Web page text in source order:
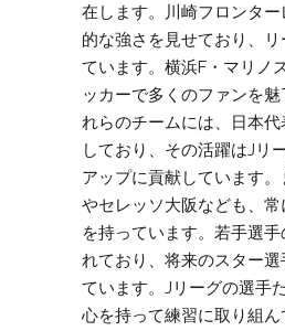
在します。川崎フロンタ
的な強さを見せており、
ています。横浜F・マリノ
ッカーで多くのファンを
れらのチームには、日本
しており、その活躍はJリ
アップに貢献しています
やセレッソ大阪なども、
を持っています。若手選
れており、将来のスター
ています。Jリーグの選手
心を持って練習に取り組